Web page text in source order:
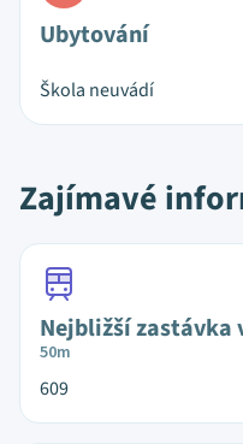
Ubytování
Škola neuvádí
Zajímavé
Nejbližší zastávka
50m
609